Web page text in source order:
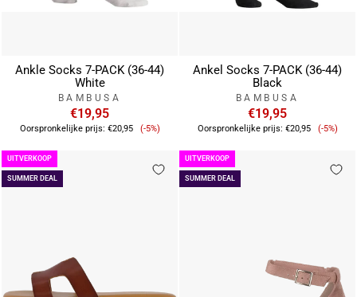
Ankle Socks 7-PACK (36-44)
White
BAMBUSA
€19,95
Oorspronkelijke prijs: €20,95 Verkoopprijs
(-5%)
Ankel Socks 7-PACK (36-44)
Black
BAMBUSA
€19,95
Oorspronkelijke prijs: €20,95 (-5%)
SUMMER DEAL
UITVERKOOP
SUMMER DEAL
UITVERKOOP